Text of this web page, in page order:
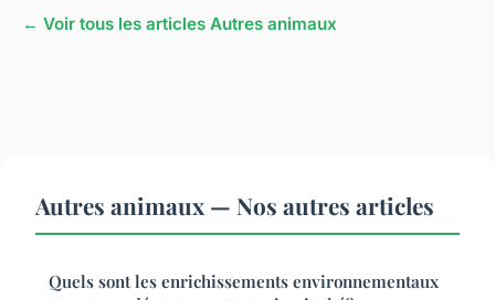
← Voir tous les articles Autres animaux
Autres animaux — Nos autres articles
Quels sont les enrichissements environnementaux